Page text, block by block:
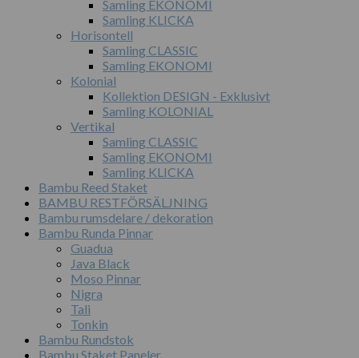
Samling EKONOMI
Samling KLICKA
Horisontell
Samling CLASSIC
Samling EKONOMI
Kolonial
Kollektion DESIGN - Exklusivt
Samling KOLONIAL
Vertikal
Samling CLASSIC
Samling EKONOMI
Samling KLICKA
Bambu Reed Staket
BAMBU RESTFÖRSÄLJNING
Bambu rumsdelare / dekoration
Bambu Runda Pinnar
Guadua
Java Black
Moso Pinnar
Nigra
Tali
Tonkin
Bambu Rundstok
Bambu Staket Paneler